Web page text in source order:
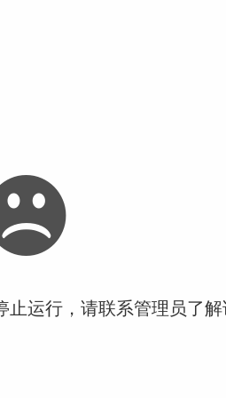
止运行，请联系管理员了